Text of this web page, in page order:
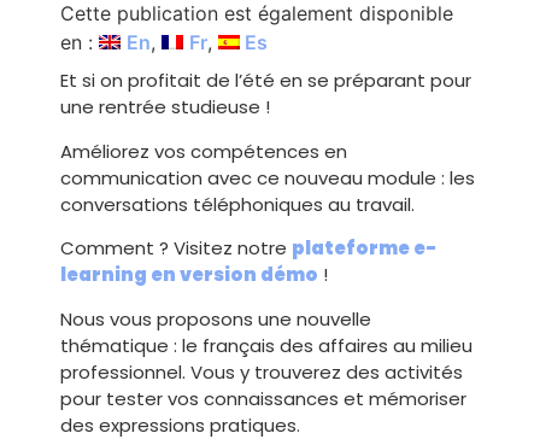
Cette publication est également disponible
en :
En Fr Es
Et si on profitait de l’été en se préparant pour
une rentrée studieuse !
Améliorez vos compétences en
communication avec ce nouveau module : les
conversations téléphoniques au travail.
Comment ? Visitez notre plateforme e-
learning en version démo !
Nous vous proposons une nouvelle
thématique : le français des affaires au milieu
professionnel. Vous y trouverez des activités
pour tester vos connaissances et mémoriser
des expressions pratiques.